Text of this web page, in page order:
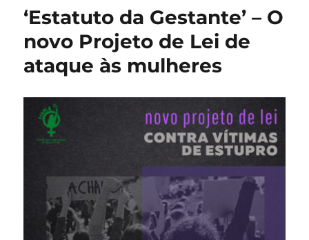
‘Estatuto da Gestante’ – O
novo Projeto de Lei de
ataque às mulheres